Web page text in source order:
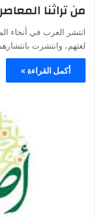
من تراثنا
انتشر العرب في أنحاء
لغتهم، وانتشرت
أكمل القراءة »